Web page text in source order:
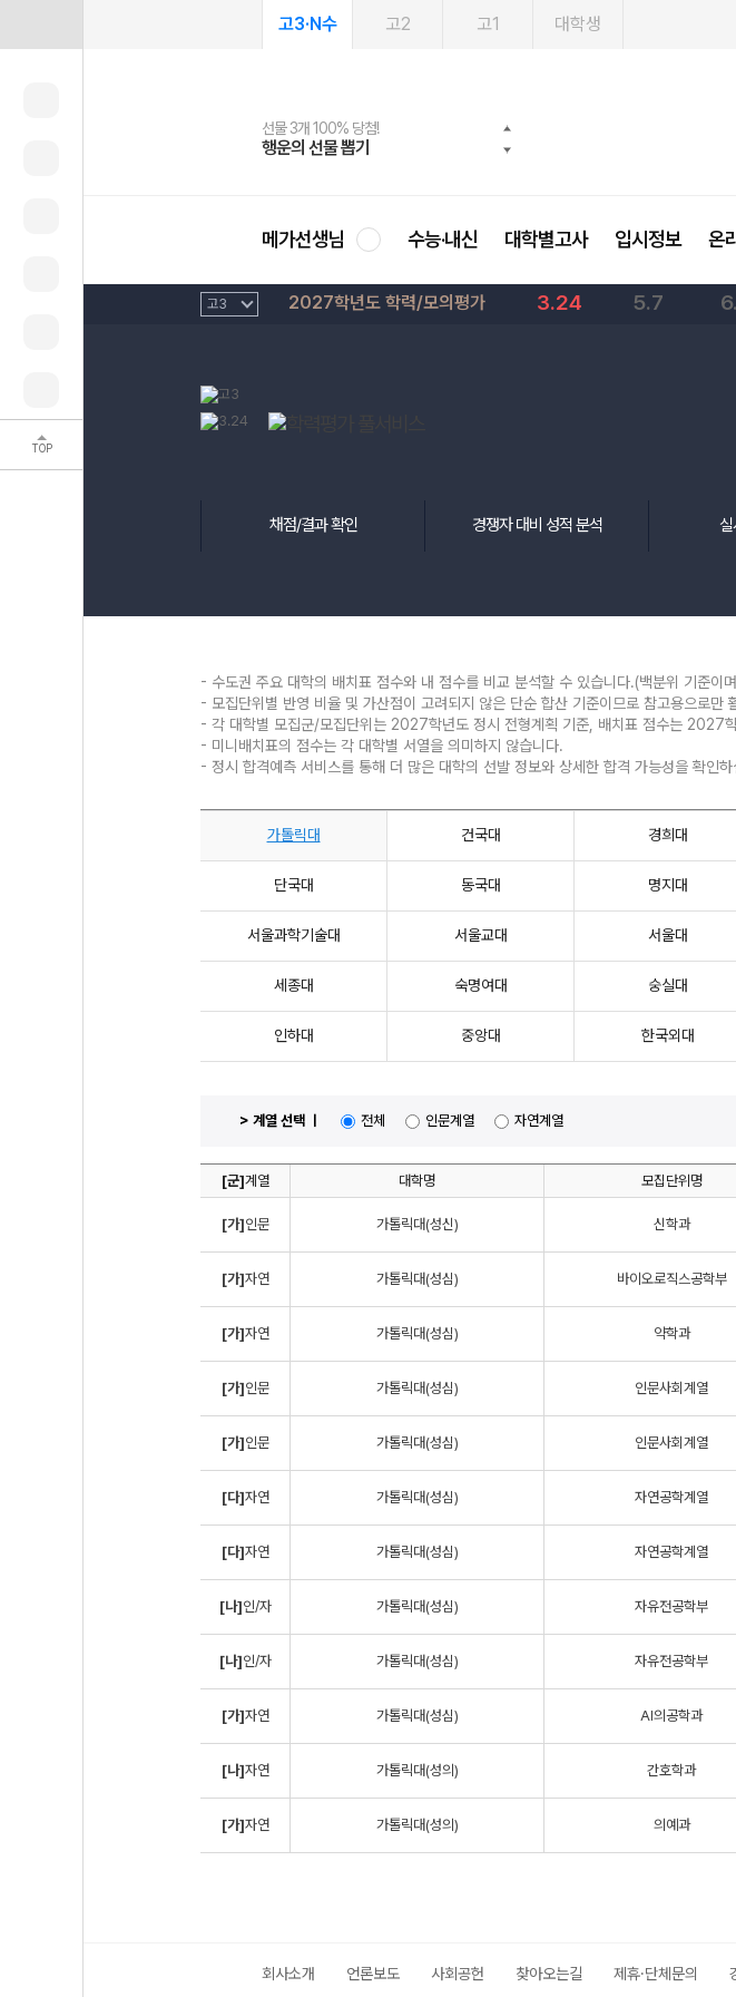
TOP
고3·N수 고2 고1 대학생
선물 3개 100% 당첨!
행운의 선물 뽑기
선물 100% 증정!
메가스터디 X 올리브
여름방학 스터디 캐시백
메가런 썸머스쿨
2027 러셀 단과
강사 공개선발
스마트러닝앱
설문 EVENT
메가패스
3일 무료 체험권
메가패스 수강생 무료혜택!
메가클럽 멤버십
사회공헌 캠페인
희망이룸 메가나눔
메가선생님 수능·내신 대학별고사 입시정보 온
2027학년도 학력/모의평가 3.24 5.7
채점/결과 확인 경쟁자 대비 성적 분석
- 수도권 주요 대학의 배치표 점수와 내 점수를 비교 분석할 수 있습니다.(백분위 기준이
- 모집단위별 반영 비율 및 가산점이 고려되지 않은 단순 합산 기준이므로 참고용으로만
- 각 대학별 모집군/모집단위는 2027학년도 정시 전형계획 기준, 배치표 점수는 2027
- 미니배치표의 점수는 각 대학별 서열을 의미하지 않습니다.
- 정시 합격예측 서비스를 통해 더 많은 대학의 선발 정보와 상세한 합격 가능성을 확인
가톨릭대 건국대 경희대
단국대 동국대 명지대
서울과학기술대 서울교대 서울대
세종대 숙명여대 숭실대
인하대 중앙대 한국외대
> 계열 선택 ㅣ 전체 인문계열 자연계열
[군]계열 대학명 모집단위명
[가]인문 가톨릭대(성신) 신학과
[가]자연 가톨릭대(성심) 바이오로직스공학부
[가]자연 가톨릭대(성심) 약학과
[가]인문 가톨릭대(성심) 인문사회계열
[가]인문 가톨릭대(성심) 인문사회계열
[다]자연 가톨릭대(성심) 자연공학계열
[다]자연 가톨릭대(성심) 자연공학계열
[나]인/자 가톨릭대(성심) 자유전공학부
[나]인/자 가톨릭대(성심) 자유전공학부
[가]자연 가톨릭대(성심) AI의공학과
[나]자연 가톨릭대(성의) 간호학과
[가]자연 가톨릭대(성의) 의예과
회사소개 언론보도 사회공헌 찾아오는길 제휴·단체문의